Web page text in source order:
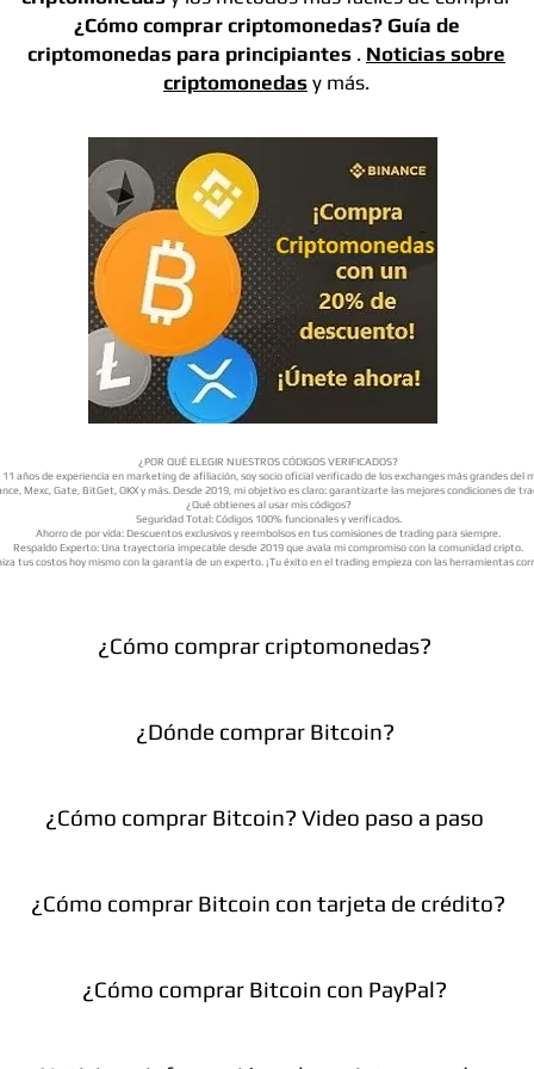
¿Cómo comprar criptomonedas? Guía de
criptomonedas para principiantes . Noticias sobre
criptomonedas y más.
¿POR QUÉ ELEGIR NUESTROS CÓDIGOS VERIFICADOS?
11 años de experiencia en marketing de afiliación, soy socio oficial verificado de los exchanges más grandes del
Mexc, Gate, BitGet, OKX y más. Desde 2019, mi objetivo es claro: garantizarte las mejores condiciones de
¿Qué obtienes al usar mis códigos?
Seguridad Total: Códigos 100% funcionales y verificados.
Ahorro de por vida: Descuentos exclusivos y reembolsos en tus comisiones de trading para siempre.
Respaldo Experto: Una trayectoria impecable desde 2019 que avala mi compromiso con la comunidad cripto.
tus costos hoy mismo con la garantía de un experto. ¡Tu éxito en el trading empieza con las herramientas
¿Cómo comprar criptomonedas?
¿Dónde comprar Bitcoin?
¿Cómo comprar Bitcoin? Video paso a paso
¿Cómo comprar Bitcoin con tarjeta de crédito?
¿Cómo comprar Bitcoin con PayPal?